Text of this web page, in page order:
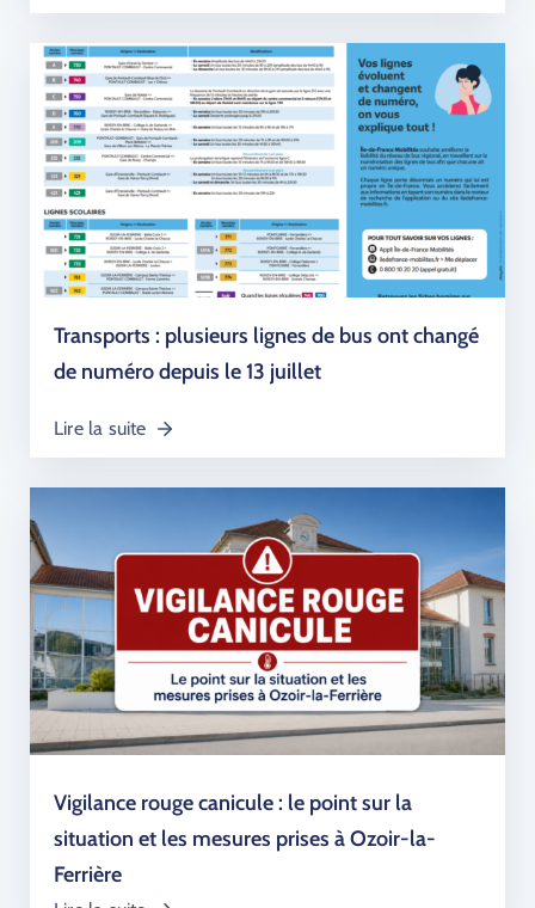
Transports : plusieurs lignes de bus ont changé
de numéro depuis le 13 juillet
Lire la suite
Vigilance rouge canicule : le point sur la
situation et les mesures prises à Ozoir-la-
Ferrière